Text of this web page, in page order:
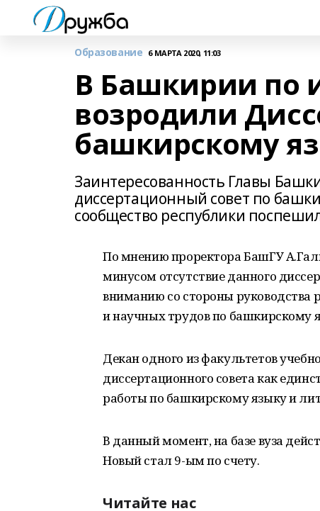
Образование 6 МАРТА 2020, 11:03
В Башкирии по
возродили
башкирскому
Заинтересованность Главы
диссертационный совет по
сообщество республики
По мнению проректора БашГУ
минусом отсутствие данного
вниманию со стороны руководства
и научных трудов по башкирскому
Декан одного из факультетов
диссертационного совета как
работы по башкирскому языку и
В данный момент, на базе вуза
Новый стал 9-ым по счету.
Читайте нас